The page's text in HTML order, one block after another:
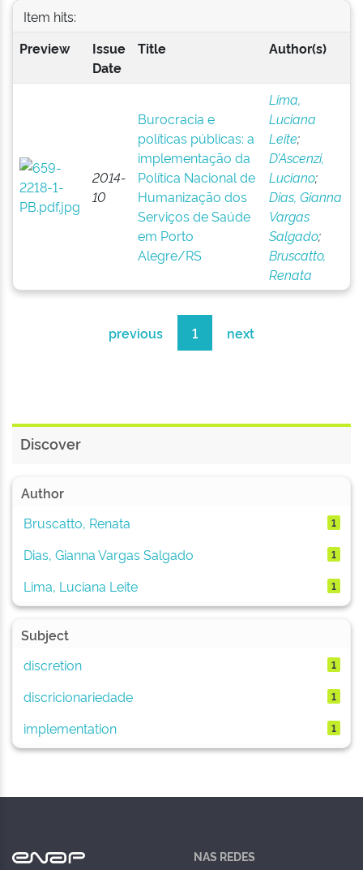
Item hits:
Preview
Issue
Date
Title Author(s)
2014-
10
Burocracia e
políticas públicas: a
implementação da
Política Nacional de
Humanização dos
Serviços de Saúde
em Porto
Alegre/RS
Lima,
Luciana
Leite;
D’Ascenzi,
Luciano;
Dias, Gianna
Vargas
Salgado;
Bruscatto,
Renata
previous 1 next
Discover
Author
Bruscatto, Renata
1
Dias, Gianna Vargas Salgado 1
Lima, Luciana Leite 1
Subject
discretion
1
discricionariedade 1
implementation 1
NAS REDES